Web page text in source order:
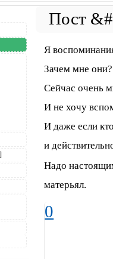
Я
Зачем мне они?
Сейчас очень
И не хочу
И даже если
и
Надо
матерьял.
0